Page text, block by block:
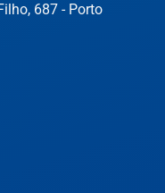
687 - Porto